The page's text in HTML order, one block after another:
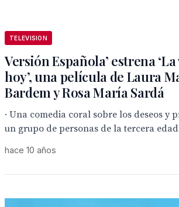
TELEVISION
Versión Española’ estrena
hoy’, una película de Laura
Bardem y Rosa María Sardá
· Una comedia coral sobre los deseos y
un grupo de personas de la tercera edad
hace 10 años